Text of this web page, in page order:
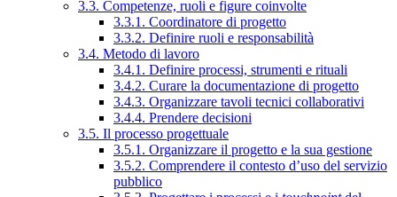
3.3. Competenze, ruoli e figure coinvolte
3.3.1. Coordinatore di progetto
3.3.2. Definire ruoli e responsabilità
3.4. Metodo di lavoro
3.4.1. Definire processi, strumenti e rituali
3.4.2. Curare la documentazione di progetto
3.4.3. Organizzare tavoli tecnici collaborativi
3.4.4. Prendere decisioni
3.5. Il processo progettuale
3.5.1. Organizzare il progetto e la sua gestione
3.5.2. Comprendere il contesto d’uso del servizio
pubblico